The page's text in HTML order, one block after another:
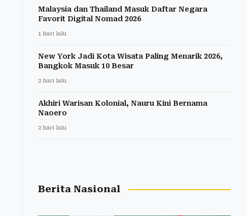
Malaysia dan Thailand Masuk Daftar Negara
Favorit Digital Nomad 2026
1 hari lalu
New York Jadi Kota Wisata Paling Menarik 2026,
Bangkok Masuk 10 Besar
2 hari lalu
Akhiri Warisan Kolonial, Nauru Kini Bernama
Naoero
2 hari lalu
Berita Nasional